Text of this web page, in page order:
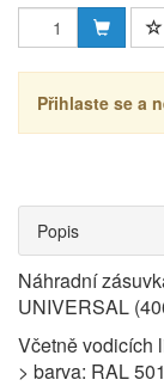
Přihlaste se a
Popis
Náhradní
UNIVERSAL
Včetně vodicích
> barva: RAL